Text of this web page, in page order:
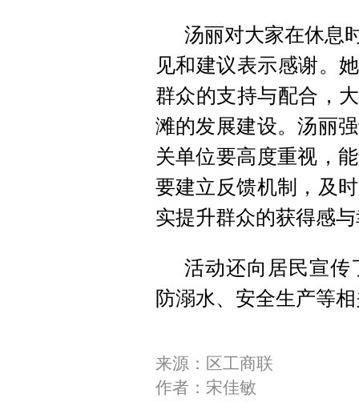
汤丽对大家在休息
见和建议表示感谢。
群众的支持与配合，
滩的发展建设。汤丽
关单位要高度重视，
要建立反馈机制，及
实提升群众的获得感
活动还向居民宣传
防溺水、安全生产等
来源：区工商联
作者：宋佳敏